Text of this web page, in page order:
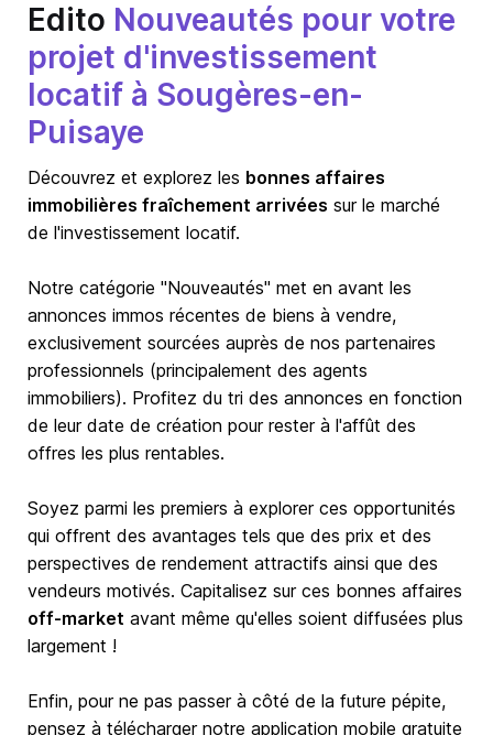
Edito Nouveautés pour votre
projet d'investissement
locatif à Sougères-en-
Puisaye
Découvrez et explorez les bonnes affaires
immobilières fraîchement arrivées sur le marché
de l'investissement locatif.
Notre catégorie "Nouveautés" met en avant les
annonces immos récentes de biens à vendre,
exclusivement sourcées auprès de nos partenaires
professionnels (principalement des agents
immobiliers). Profitez du tri des annonces en fonction
de leur date de création pour rester à l'affût des
offres les plus rentables.
Soyez parmi les premiers à explorer ces opportunités
qui offrent des avantages tels que des prix et des
perspectives de rendement attractifs ainsi que des
vendeurs motivés. Capitalisez sur ces bonnes affaires
off-market avant même qu'elles soient diffusées plus
largement !
Enfin, pour ne pas passer à côté de la future pépite,
pensez à télécharger notre application mobile gratuite